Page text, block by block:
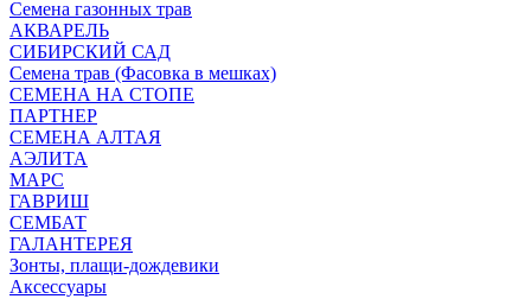
Семена газонных трав
АКВАРЕЛЬ
СИБИРСКИЙ САД
Семена трав (Фасовка в мешках)
СЕМЕНА НА СТОПЕ
ПАРТНЕР
СЕМЕНА АЛТАЯ
АЭЛИТА
МАРС
ГАВРИШ
СЕМБАТ
ГАЛАНТЕРЕЯ
Зонты, плащи-дождевики
Аксессуары